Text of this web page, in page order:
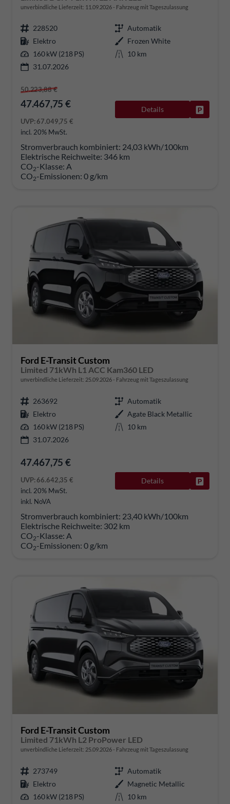
unverbindliche Lieferzeit: 11.09.2026 Fahrzeug mit Tageszulassung
228520
Automatik
Elektro
Frozen White
160 kW (218 PS)
10 km
31.07.2026
50.223,88 €
47.467,75 €
UVP:67.049,75 €
incl. 20% MwSt.
Details
Stromverbrauch kombiniert: 24,03 kWh/100km
Elektrische Reichweite: 346 km
CO2-Klasse: A
CO2-Emissionen: 0 g/km
Ford E-Transit Custom
Limited 71kWh L1 ACC Kam360 LED
unverbindliche Lieferzeit: 25.09.2026 Fahrzeug mit Tageszulassung
263692
Automatik
Elektro
Agate Black Metallic
160 kW (218 PS)
10 km
31.07.2026
47.467,75 €
UVP:66.642,35 €
incl. 20% MwSt.
inkl. NoVA
Details
Stromverbrauch kombiniert: 23,40 kWh/100km
Elektrische Reichweite: 302 km
CO2-Klasse: A
CO2-Emissionen: 0 g/km
Ford E-Transit Custom
Limited 71kWh L2 ProPower LED
unverbindliche Lieferzeit: 25.09.2026 Fahrzeug mit Tageszulassung
273749
Automatik
Elektro
Magnetic Metallic
160 kW (218 PS)
10 km